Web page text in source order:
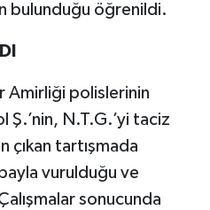
bulunduğu öğrenildi.
Amirliği polislerinin
Ş.’nin, N.T.G.’yi taciz
çıkan tartışmada
vurulduğu ve
sonucunda